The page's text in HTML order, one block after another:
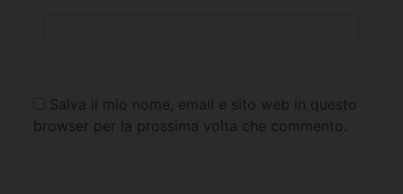
Salva il mio nome, email e sito web in questo
browser per la prossima volta che commento.